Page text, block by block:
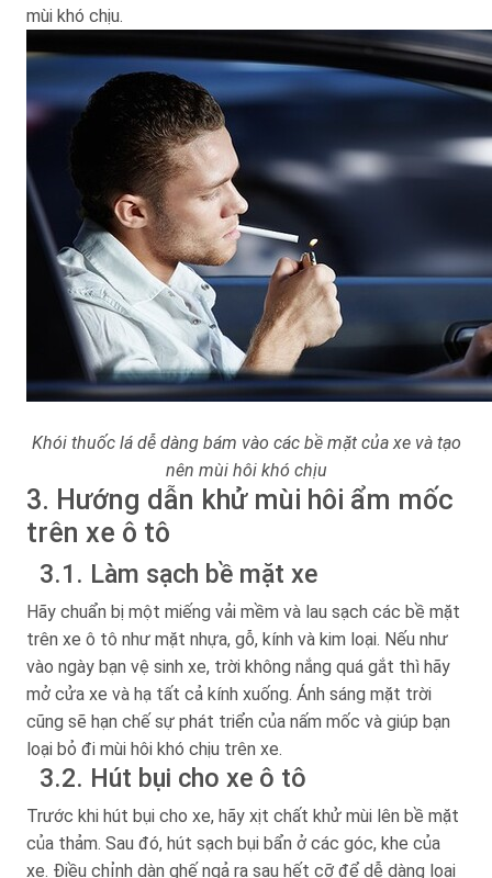
mùi khó chịu.
Khói thuốc lá dễ dàng bám vào các bề mặt của xe và tạo
nên mùi hôi khó chịu
3. Hướng dẫn khử mùi hôi ẩm mốc
trên xe ô tô
3.1. Làm sạch bề mặt xe
Hãy chuẩn bị một miếng vải mềm và lau sạch các bề mặt
trên xe ô tô như mặt nhựa, gỗ, kính và kim loại. Nếu như
vào ngày bạn vệ sinh xe, trời không nắng quá gắt thì hãy
mở cửa xe và hạ tất cả kính xuống. Ánh sáng mặt trời
cũng sẽ hạn chế sự phát triển của nấm mốc và giúp bạn
loại bỏ đi mùi hôi khó chịu trên xe.
3.2. Hút bụi cho xe ô tô
Trước khi hút bụi cho xe, hãy xịt chất khử mùi lên bề mặt
của thảm. Sau đó, hút sạch bụi bẩn ở các góc, khe của
xe. Điều chỉnh dàn ghế ngả ra sau hết cỡ để dễ dàng loại